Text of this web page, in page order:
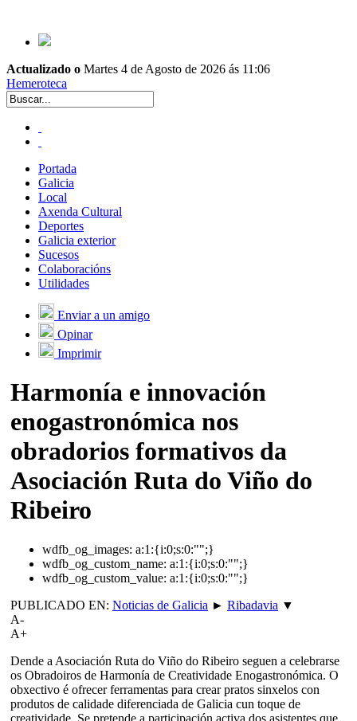
Actualizado o Martes 4 de Agosto de 2026 ás 11:06
Hemeroteca
Portada
Galicia
Local
Axenda Cultural
Deportes
Galicia exterior
Sucesos
Colaboracións
Utilidades
Enviar a un amigo
Opinar
Imprimir
Harmonía e innovación
enogastronómica nos
obradorios formativos da
Asociación Ruta do Viño do
Ribeiro
wdfb_og_images: a:1:{i:0;s:0:"";}
wdfb_og_custom_name: a:1:{i:0;s:0:"";}
wdfb_og_custom_value: a:1:{i:0;s:0:"";}
PUBLICADO EN: Noticias de Galicia ► Ribadavia ▼
A-
A+
Dende a Asociación Ruta do Viño do Ribeiro seguen a celebrarse
os Obradoiros de Harmonía de Creatividade Enogastronómica. O
obxectivo é ofrecer ferramentas para crear pratos sinxelos con
produtos de calidade diferenciada de Galicia cun toque de
creatividade. Se pretende a participación activa dos asistentes que,